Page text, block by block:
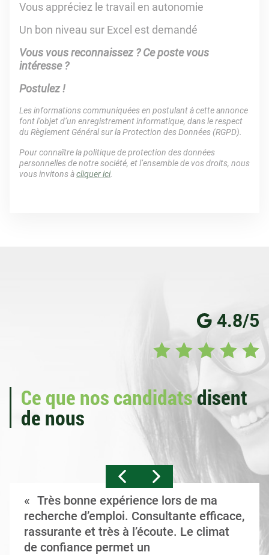
Vous appréciez le travail en autonomie
Un bon niveau sur Excel est demandé
Vous vous reconnaissez ? Ce poste vous
intéresse ?
Postulez !
Les informations communiquées en postulant à cette annonce
font l’objet d’un enregistrement informatique, dans le respect
du Règlement Général sur la Protection des Données (RGPD).
Pour connaître la politique de protection des données
personnelles de notre société, et l’ensemble de vos droits, nous
vous invitons àcliquer ici.
4.8/5
Ce que nos candidatsdisent
de nous
Très bonne expérience lors de ma
recherche d’emploi. Consultante efficace,
rassurante et très à l’écoute. Le climat
de confiance permet un